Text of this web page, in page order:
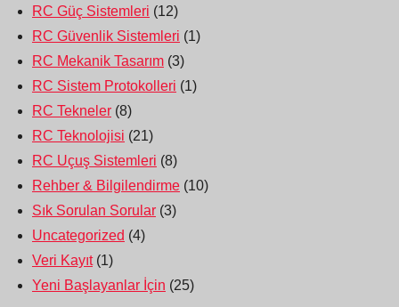
RC Güç Sistemleri (12)
RC Güvenlik Sistemleri (1)
RC Mekanik Tasarım (3)
RC Sistem Protokolleri (1)
RC Tekneler (8)
RC Teknolojisi (21)
RC Uçuş Sistemleri (8)
Rehber & Bilgilendirme (10)
Sık Sorulan Sorular (3)
Uncategorized (4)
Veri Kayıt(1)
Yeni Başlayanlar İçin (25)